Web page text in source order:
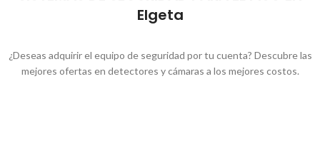
Elgeta
¿Deseas adquirir el equipo de seguridad por tu cuenta? Descubre las
mejores ofertas en detectores y cámaras a los mejores costos.